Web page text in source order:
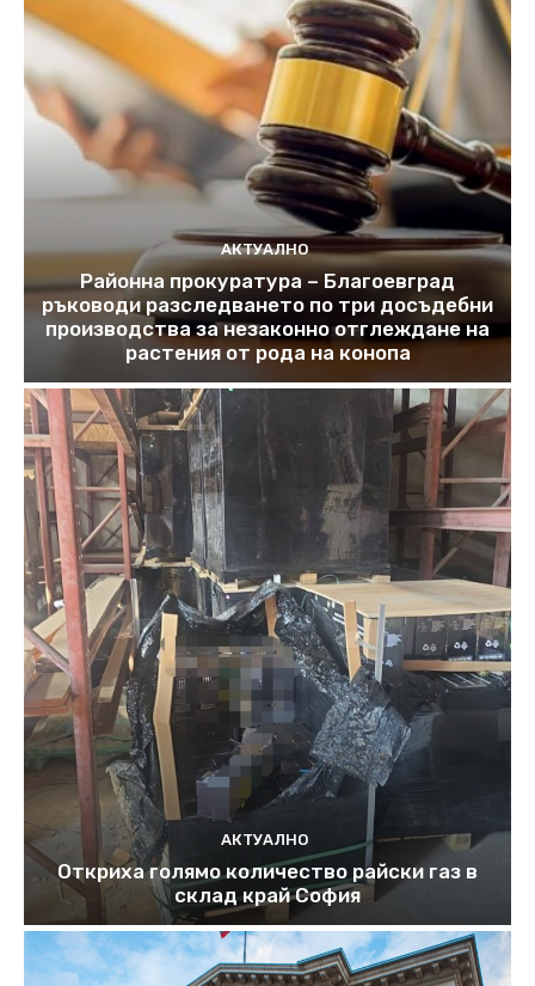
АКТУАЛНО
Районна прокуратура – Благоевград
ръководи разследването по три досъдебни
производства за незаконно отглеждане на
растения от рода на конопа
АКТУАЛНО
Откриха голямо количество райски газ в
склад край София